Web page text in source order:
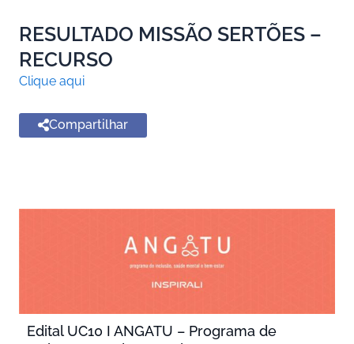
RESULTADO MISSÃO SERTÕES –
RECURSO
Clique aqui
Compartilhar
Edital UC10 I ANGATU – Programa de